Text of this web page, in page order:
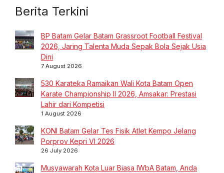
Berita Terkini
BP Batam Gelar Batam Grassroot Football Festival
2026, Jaring Talenta Muda Sepak Bola Sejak Usia
Dini
7 August 2026
530 Karateka Ramaikan Wali Kota Batam Open
Karate Championship II 2026, Amsakar: Prestasi
Lahir dari Kompetisi
1 August 2026
KONI Batam Gelar Tes Fisik Atlet Kempo Jelang
Porprov Kepri VI 2026
26 July 2026
Musyawarah Kota Luar Biasa IWbA Batam, Anda